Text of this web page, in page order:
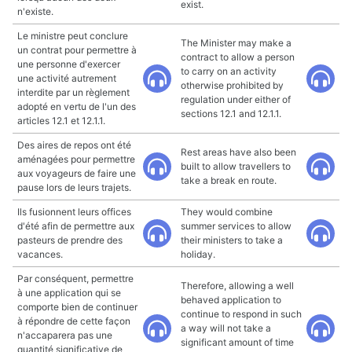
n'existe.
exist.
Le ministre peut conclure
un contrat pour permettre à
une personne d'exercer
une activité autrement
interdite par un règlement
adopté en vertu de l'un des
articles 12.1 et 12.1.1.
The Minister may make a
contract to allow a person
to carry on an activity
otherwise prohibited by
regulation under either of
sections 12.1 and 12.1.1.
Des aires de repos ont été
aménagées pour permettre
aux voyageurs de faire une
pause lors de leurs trajets.
Rest areas have also been
built to allow travellers to
take a break en route.
Ils fusionnent leurs offices
d'été afin de permettre aux
pasteurs de prendre des
vacances.
They would combine
summer services to allow
their ministers to take a
holiday.
Par conséquent, permettre
à une application qui se
comporte bien de continuer
à répondre de cette façon
n'accaparera pas une
quantité significative de
Therefore, allowing a well
behaved application to
continue to respond in such
a way will not take a
significant amount of time